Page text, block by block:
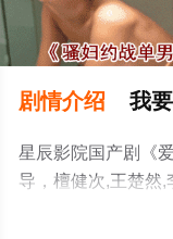
剧情介绍 我
星辰影院国产剧《
导，檀健次,王楚然
国大陆电视剧，大